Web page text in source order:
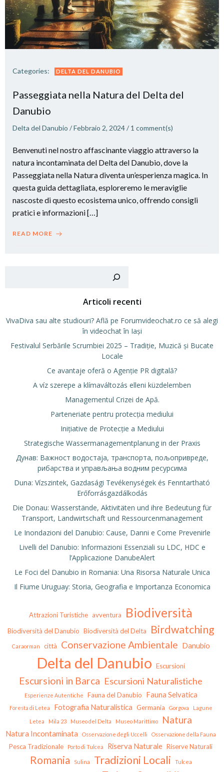
Categories: DELTA DEL DANUBIO
Passeggiata nella Natura del Delta del
Danubio
Delta del Danubio /Febbraio 2, 2024/ 1 comment(s)
Benvenuti nel nostro affascinante viaggio attraverso la
natura incontaminata del Delta del Danubio, dove la
Passeggiata nella Natura diventa un’esperienza magica. In
questa guida dettagliata, esploreremo le meraviglie
nascoste di questo ecosistema unico, offrendo consigli
pratici e informazioni […]
READ MORE
Articoli recenti
VivaDiva sau alte studiouri? Află pe Forumvideochat.ro ce să alegi
în videochat în Iași
Festivalul Serbările Scrumbiei 2025 – Tradiție, Muzică și Bucate
Locale
Ce avantaje oferă o Agenție PR digitală?
A víz szerepe a klímaváltozás elleni küzdelemben
Managementul Crizei de Apă.
Parteneriate pentru protecția mediului
Inițiative de Protecție a Mediului
Strategische Wassermanagementplanung in der Praxis
Дунав: Важност водостаја, транспорта, пољопривреде,
рибарства и управљања водним ресурсима
Duna: Vízszintek, Gazdasági Tevékenységek és Fenntartható
Erőforrásgazdálkodás
Die Donau: Wasserstände, Aktivitäten und ihre Bedeutung für
Transport, Landwirtschaft und Ressourcenmanagement
Le Inondazioni del Danubio: Cause, Danni e Come Prevenirle
Livelli del Danubio: Informazioni Essenziali su LDC, HDC e
l’Applicazione DanubeAlert
Le Foci del Danubio in Romania: Una Risorsa Naturale Unica
Il Fiume Uruguay: Storia, Geografia e Importanza Economica
Attrazioni Turistiche avventura Biodiversità
Biodiversità del Danubio Biodiversità del Delta Birdwatching
Caraorman città Conservazione Ambientale Danubio
Delta del Danubio Escursioni
Escursioni in Barca Escursioni Naturalistiche
Esperienze Autentiche Fauna del Danubio Fauna Selvatica
Foresta di Letea Fotografia Naturalistica Germania Gorgova Lagune
Letea Mila 23 Museo del Delta Museo Marittimo Natura
Natura Incontaminata Osservazione degli Uccelli Osservazione della Fauna
Pesca Tradizionale Porto di Tulcea Riserva Naturale Riserve Naturali
Romania Sulina Tradizioni Locali Tulcea